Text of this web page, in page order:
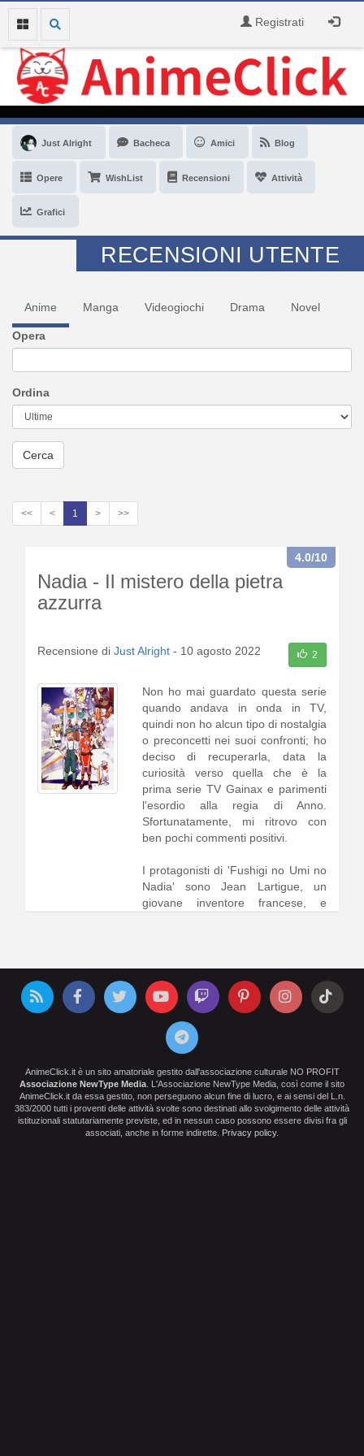
Registrati
Just Alright Bacheca Amici Blog
Opere WishList Recensioni Attività
Grafici
RECENSIONI UTENTE
Anime Manga Videogiochi Drama Novel
Opera
Ordina
Cerca
<< < 1 > >>
Nadia - Il mistero della pietra
azzurra
4.0/10
Recensione di Just Alright - 10 agosto 2022 2
Non ho mai guardato questa serie
quando andava in onda in TV,
quindi non ho alcun tipo di nostalgia
o preconcetti nei suoi confronti; ho
deciso di recuperarla, data la
curiosità verso quella che è la
prima serie TV Gainax e parimenti
l'esordio alla regia di Anno.
Sfortunatamente, mi ritrovo con
ben pochi commenti positivi.
I protagonisti di 'Fushigi no Umi no
Nadia' sono Jean Lartigue, un
giovane inventore francese, e
AnimeClick.it è un sito amatoriale gestito dall'associazione culturale NO PROFIT
Associazione NewType Media . L'Associazione NewType Media, così come il sito
AnimeClick.it da essa gestito, non perseguono alcun fine di lucro, e ai sensi del L.n.
383/2000 tutti i proventi delle attività svolte sono destinati allo svolgimento delle attività
istituzionali statutariamente previste, ed in nessun caso possono essere divisi fra gli
associati, anche in forme indirette. Privacy policy.